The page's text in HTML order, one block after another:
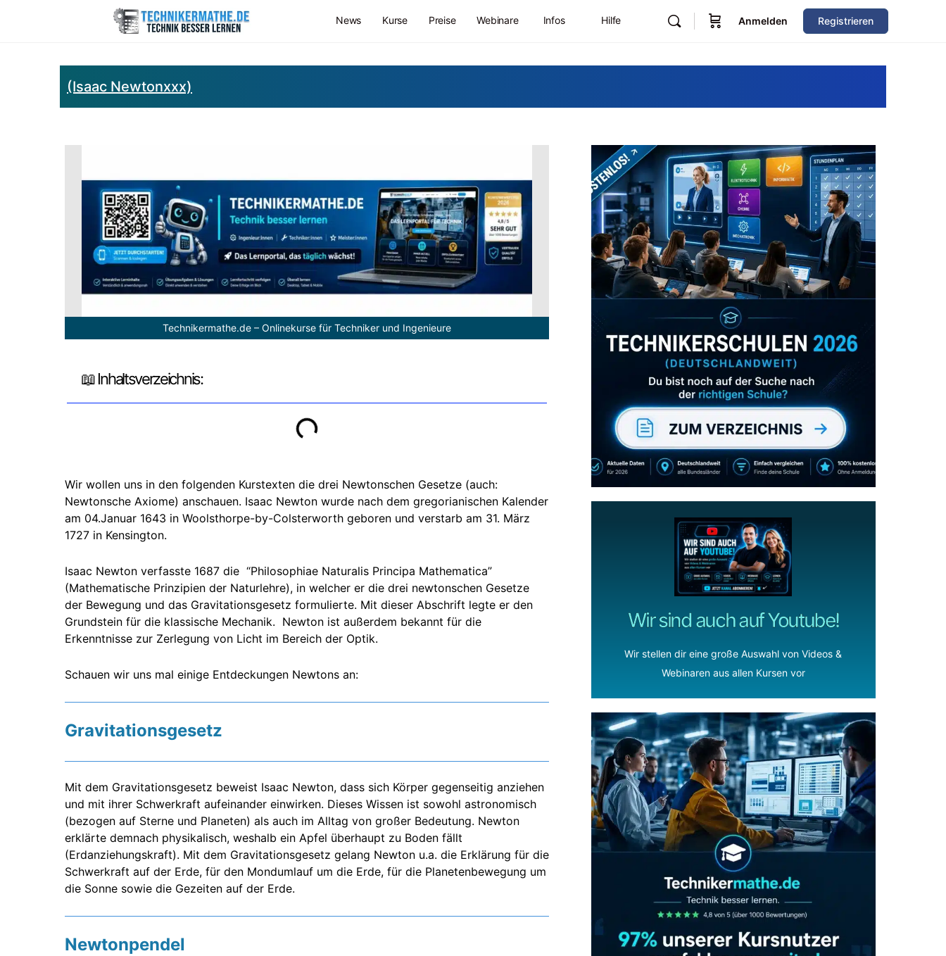
News Kurse Preise Webinare Infos Hilfe Anmelden Registrieren
(Isaac Newtonxxx)
Technikermathe.de – Onlinekurse für Techniker und Ingenieure
📖 Inhaltsverzeichnis:
Wir wollen uns in den folgenden Kurstexten die drei Newtonschen Gesetze (auch:
Newtonsche Axiome) anschauen. Isaac Newton wurde nach dem gregorianischen Kalender
am 04.Januar 1643 in Woolsthorpe-by-Colsterworth geboren und verstarb am 31. März
1727 in Kensington.
Isaac Newton verfasste 1687 die “Philosophiae Naturalis Principa Mathematica”
(Mathematische Prinzipien der Naturlehre), in welcher er die drei newtonschen Gesetze
der Bewegung und das Gravitationsgesetz formulierte. Mit dieser Abschrift legte er den
Grundstein für die klassische Mechanik. Newton ist außerdem bekannt für die
Erkenntnisse zur Zerlegung von Licht im Bereich der Optik.
Schauen wir uns mal einige Entdeckungen Newtons an:
Gravitationsgesetz
Mit dem Gravitationsgesetz beweist Isaac Newton, dass sich Körper gegenseitig anziehen
und mit ihrer Schwerkraft aufeinander einwirken. Dieses Wissen ist sowohl astronomisch
(bezogen auf Sterne und Planeten) als auch im Alltag von großer Bedeutung. Newton
erklärte demnach physikalisch, weshalb ein Apfel überhaupt zu Boden fällt
(Erdanziehungskraft). Mit dem Gravitationsgesetz gelang Newton u.a. die Erklärung für die
Schwerkraft auf der Erde, für den Mondumlauf um die Erde, für die Planetenbewegung um
die Sonne sowie die Gezeiten auf der Erde.
Newtonpendel
Zum Verzeichnis
Wir sind auch auf Youtube!
Wir stellen dir eine große Auswahl von Videos &
Webinaren aus allen Kursen vor
Abonniere uns auch
gerne
wenn dir unsere Videos gefallen!
ZUM YOUTUBE KANAL